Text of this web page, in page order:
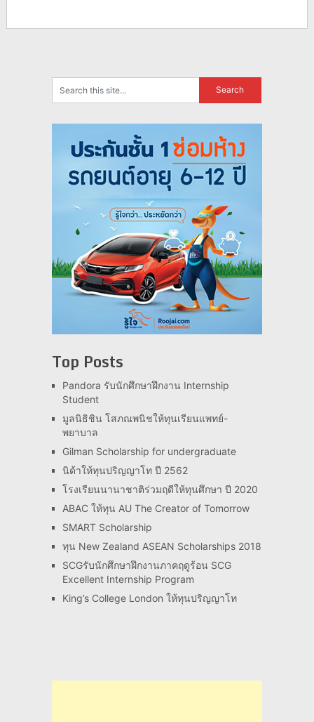
Top Posts
Pandora รับนักศึกษาฝึกงาน Internship
Student
มูลนิธิชิน โสภณพนิชให้ทุนเรียนแพทย์-
พยาบาล
Gilman Scholarship for undergraduate
นิด้าให้ทุนปริญญาโท ปี 2562
โรงเรียนนานาชาติร่วมฤดีให้ทุนศึกษา ปี 2020
ABAC ให้ทุน AU The Creator of Tomorrow
SMART Scholarship
ทุน New Zealand ASEAN Scholarships 2018
SCGรับนักศึกษาฝึกงานภาคฤดูร้อน SCG
Excellent Internship Program
King’s College London ให้ทุนปริญญาโท